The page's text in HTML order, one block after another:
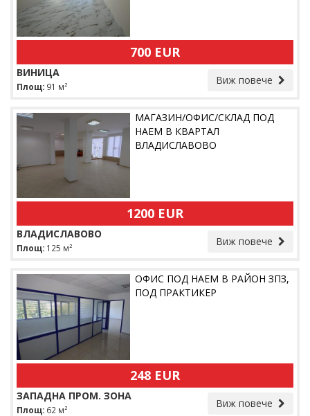
700 EUR
Виж повече
ВИНИЦА
Площ: 91 м²
МАГАЗИН/ОФИС/СКЛАД ПОД
НАЕМ В КВАРТАЛ
ВЛАДИСЛАВОВО
1200 EUR
Виж повече
ВЛАДИСЛАВОВО
Площ: 125 м²
ОФИС ПОД НАЕМ В РАЙОН ЗПЗ,
ПОД ПРАКТИКЕР
248 EUR
Виж повече
ЗАПАДНА ПРОМ. ЗОНА
Площ: 62 м²